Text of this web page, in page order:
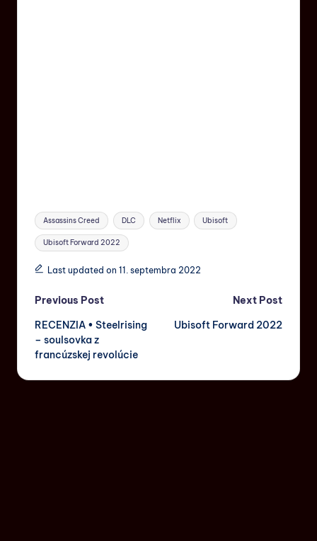
Assassins Creed DLC Netflix Ubisoft
Ubisoft Forward 2022
Last updated on 11. septembra 2022
Previous Post
RECENZIA • Steelrising
– soulsovka z
francúzskej revolúcie
Next Post
Ubisoft Forward 2022